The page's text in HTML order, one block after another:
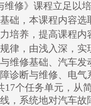
维修》课程立足以
础，本课程内容选
培养，提高课程
律，由浅入深，实
维修基础、 汽车发
诊断与维修、电气
17个任务单元 ，从
，系统地对汽车